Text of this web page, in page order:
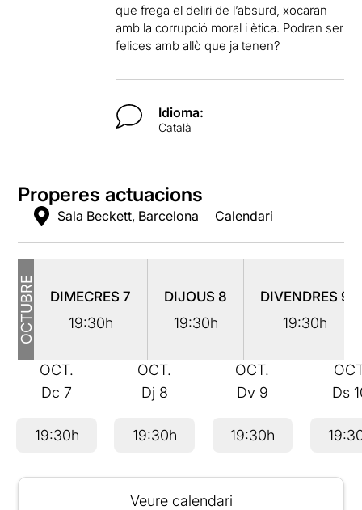
que frega el deliri de l’absurd, xocaran
amb la corrupció moral i ètica. Podran ser
felices amb allò que ja tenen?
Idioma:
Català
Properes actuacions
Sala Beckett, Barcelona Calendari
OCTUBRE DIMECRES7
19:30h
DIJOUS 8
19:30h
DIVENDRES 9
19:30h
OCT.
Dc7
19:30h
OCT.
Dj 8
19:30h
OCT.
Dv 9
19:30h
Ds
Veure calendari